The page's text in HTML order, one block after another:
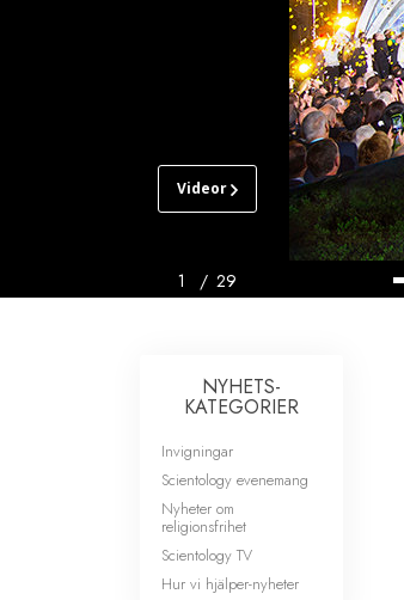
Videor
SCIENTOLOGY-
SYDNEY
1 / 29
NYHETS­
KATEGORIER
Invigningar
Scientology evenemang
Nyheter om
religionsfrihet
Scientology TV
Hur vi hjälper-nyheter